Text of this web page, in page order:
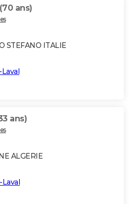
(70 ans)
STEFANO ITALIE
ans)
ALGERIE